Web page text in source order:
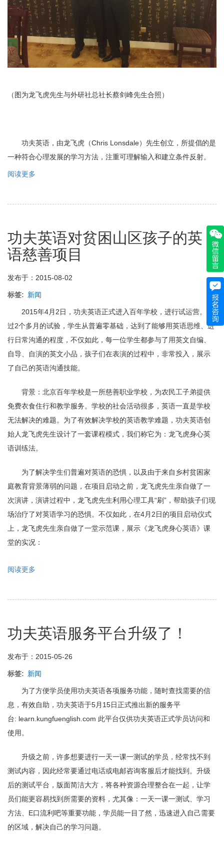
（图为龙飞虎先生与外研社总社长蔡剑峰先生合照）
功夫英语，由龙飞虎（Chris Lonsdale）先生创立，所提倡的是
一种符合心理发展的学习方法，注重可理解输入和建立条件反射。
阅读更多
“学
语，
长
好
英
语
本
成
为
语
学
习
流
功夫英语对贫困山区孩子的英
语慈善项目
发布于：2015-08-02
标签 新闻
2015年4月2日，功夫英语正式进入百年学校，进行试运营。经
过2个多月的试验，学生从普遍零基础，达到了能够用英语思维、进
行日常沟通的程度，不仅如此，每一位学生都参与了用英文自编、
自导、自演的英文小品，孩子们在表演的过程中，非常投入，展示
了自己的英语沟通技能。
背景：北京百年学校是一所慈善职业学校，为农民工子弟提供
免费衣食住行和教学服务。学校的社会活动很多，英语一直是学校
无法解决的难题。为了有效解决学校的英语教学难题，功夫英语创
始人龙飞虎先生设计了一套课程模式，我们称它为：龙飞虎身心英
语训练法。
为了解决学生们普遍对英语的恐惧，以及由于来自乡村贫困家
庭教育背景薄弱的问题，在项目启动之前，龙飞虎先生亲自做了一
次演讲，演讲过程中，龙飞虎先生利用心理工具“刷”，帮助孩子们现
场治疗了对英语学习的恐惧。不仅如此，在4月2日的项目启动仪式
上，龙飞虎先生亲自做了一堂示范课，展示《龙飞虎身心英语》课
堂的实况：
阅读更多
夫
对
贫
山
区
孩
子
的
英
语
目
功夫英语服务平台升级了！
发布于：2015-05-26
标签 新闻
为了方便学员使用功夫英语各项服务功能，随时查找需要的信
息，有效自助，功夫英语于5月15日正式推出新的服务平
台: learn.kungfuenglish.com 此平台仅供功夫英语正式学员访问和
使用。
升级之前，许多想要进行一天一课一测试的学员，经常找不到
测试内容，因此经常要通过电话或电邮咨询客服后才能找到。升级
后的测试平台，版面简洁大方，将各种资源合理整合在一起，让学
员们能更容易找到所需要的资料，尤其像：一天一课一测试、学习
方法、E口流利吧等重要功能，学员能一目了然，迅速进入自己需要
的区域，解决自己的学习问题。